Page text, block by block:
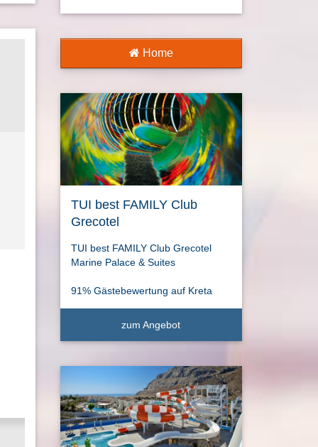
Home
TUI best FAMILY Club
Grecotel
TUI best FAMILY Club Grecotel
Marine Palace & Suites
91% Gästebewertung auf Kreta
zum Angebot